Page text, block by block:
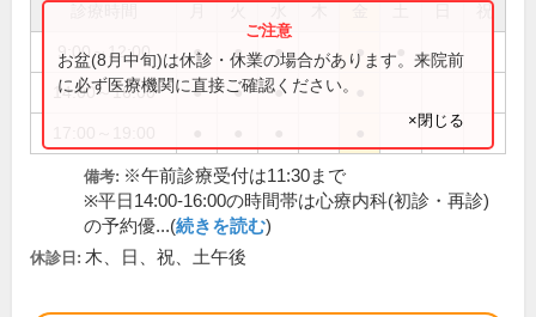
祝
9:00～12:00 ● ● ● ●
14:00～16:00 ● ● ●
お盆(8月中旬)は休診・休業の場合があります。来院前
に必ず医療機関に直接ご確認ください。
×閉じる
備考: ※午前診療受付は11:30まで
※平日14:00-16:00の時間帯は心療内科(初診・再診)
の予約優...(続きを読む)
休診日: 木、日、祝、土午後